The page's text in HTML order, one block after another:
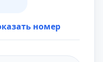
69-47номер